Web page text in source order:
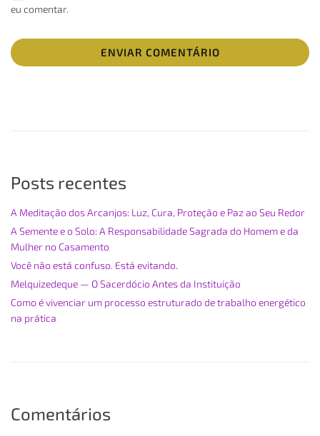
eu comentar.
Posts recentes
A Meditação dos Arcanjos: Luz, Cura, Proteção e Paz ao Seu Redor
A Semente e o Solo: A Responsabilidade Sagrada do Homem e da
Mulher no Casamento
Você não está confuso. Está evitando.
Melquizedeque — O Sacerdócio Antes da Instituição
Como é vivenciar um processo estruturado de trabalho energético
na prática
Comentários